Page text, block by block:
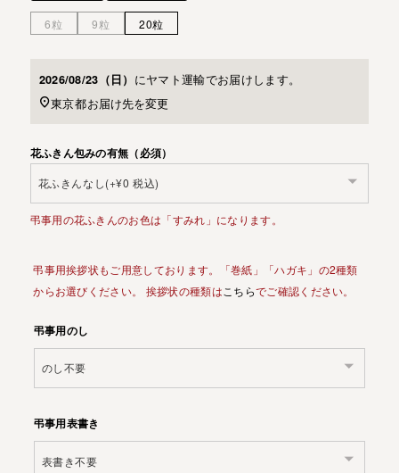
6粒 9粒 20粒
2026/08/23（日） にヤマト運輸でお届けします。
東京都お届け先を変更
花ふきん包みの有無（必須）
弔事用の花ふきんのお色は「すみれ」になります。
弔事用挨拶状もご用意しております。「巻紙」「ハガキ」の2種類
からお選びください。 挨拶状の種類は こちらでご確認ください。
弔事用のし
弔事用表書き